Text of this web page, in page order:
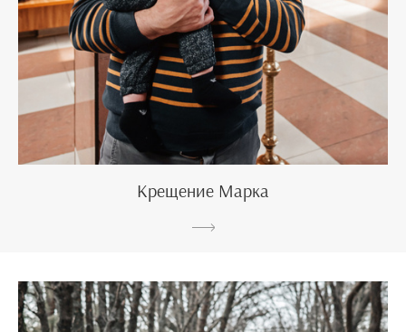
Крещение Марка